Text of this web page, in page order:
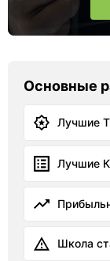
Основные
Лучшие
Лучшие
Школа